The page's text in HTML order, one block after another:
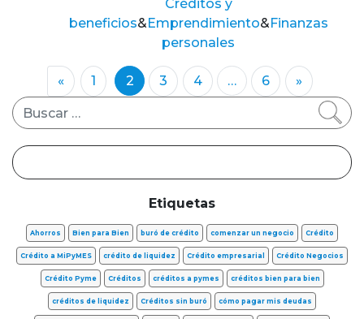
Créditos y
beneficios&Emprendimiento&Finanzas
personales
« 1 2 3 4 … 6
»
Etiquetas
Ahorros Bien para Bien buró de crédito comenzar un negocio Crédito
Crédito a MiPyMES crédito de liquidez Crédito empresarial Crédito Negocios
Crédito Pyme Créditos créditos a pymes créditos bien para bien
créditos de liquidez Créditos sin buró cómo pagar mis deudas